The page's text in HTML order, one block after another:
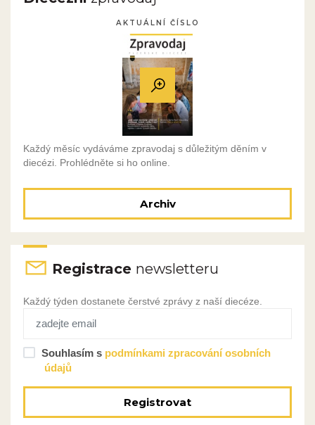
AKTUÁLNÍ ČÍSLO
Každý měsíc vydáváme zpravodaj s důležitým děním v
diecézi. Prohlédněte si ho online.
Archiv
Registrace newsletteru
Každý týden dostanete čerstvé zprávy z naší diecéze.
Souhlasím s podmínkami zpracování osobních
údajů
Registrovat